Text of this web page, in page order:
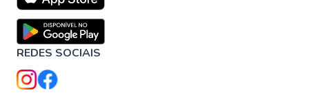
REDES SOCIAIS